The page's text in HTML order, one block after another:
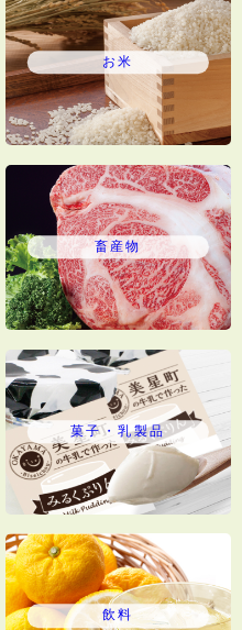
お米
畜産物
菓子・乳製品
飲料